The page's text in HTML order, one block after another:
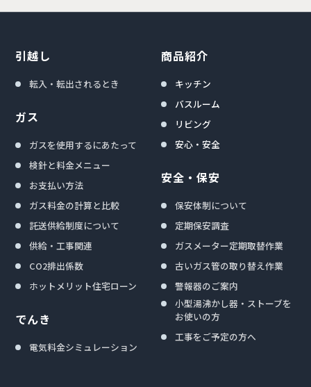
引越し
転入・転出されるとき
ガス
ガスを使用するにあたって
検針と料金メニュー
お支払い方法
ガス料金の計算と比較
託送供給制度について
供給・工事関連
CO2排出係数
ホットメリット住宅ローン
でんき
電気料金シミュレーション
商品紹介
キッチン
バスルーム
リビング
安心・安全
安全・保安
保安体制について
定期保安調査
ガスメーター定期取替作業
古いガス管の取り替え作業
警報器のご案内
小型湯沸かし器・ストーブを
お使いの方
工事をご予定の方へ